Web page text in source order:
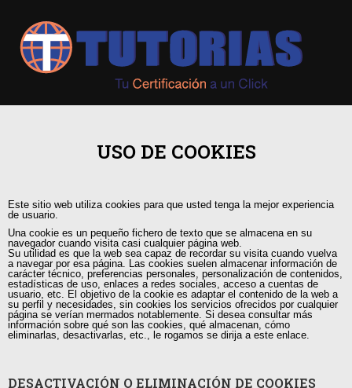
capacitacion@tutorias.ec
USO DE COOKIES
Este sitio web utiliza cookies para que usted tenga la mejor experiencia
de usuario.
Una cookie es un pequeño fichero de texto que se almacena en su
navegador cuando visita casi cualquier página web.
Su utilidad es que la web sea capaz de recordar su visita cuando vuelva
a navegar por esa página. Las cookies suelen almacenar información de
carácter técnico, preferencias personales, personalización de contenidos,
estadísticas de uso, enlaces a redes sociales, acceso a cuentas de
usuario, etc. El objetivo de la cookie es adaptar el contenido de la web a
su perfil y necesidades, sin cookies los servicios ofrecidos por cualquier
página se verían mermados notablemente. Si desea consultar más
información sobre qué son las cookies, qué almacenan, cómo
eliminarlas, desactivarlas, etc., le rogamos se dirija a este enlace.
DESACTIVACIÓN O ELIMINACIÓN DE COOKIES